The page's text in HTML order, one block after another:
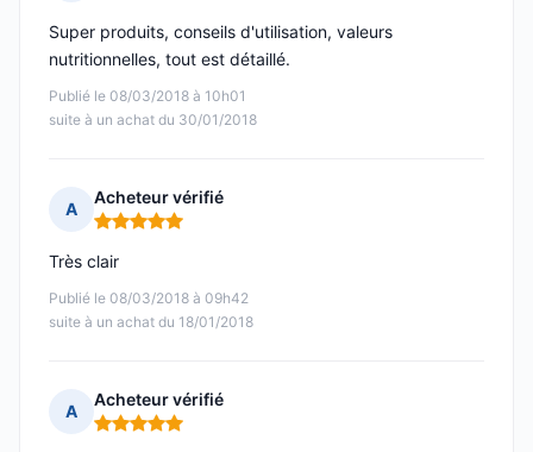
Publié le 08/03/2018 à 10h01
suite à un achat du 30/01/2018
Super produits, conseils d'utilisation, valeurs
nutritionnelles, tout est détaillé.
A
Acheteur vérifié
Note : 5 sur 5
Publié le 08/03/2018 à 09h42
suite à un achat du 18/01/2018
Très clair
A
Acheteur vérifié
Note : 5 sur 5